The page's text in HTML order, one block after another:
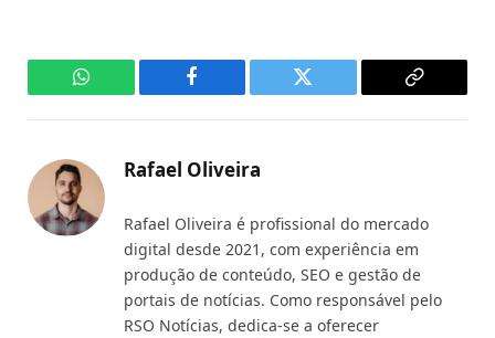
WhatsApp Facebook Twitter
Copy
Rafael Oliveira
Rafael Oliveira é profissional do mercado
digital desde 2021, com experiência em
produção de conteúdo, SEO e gestão de
portais de notícias. Como responsável pelo
RSO Notícias, dedica-se a oferecer